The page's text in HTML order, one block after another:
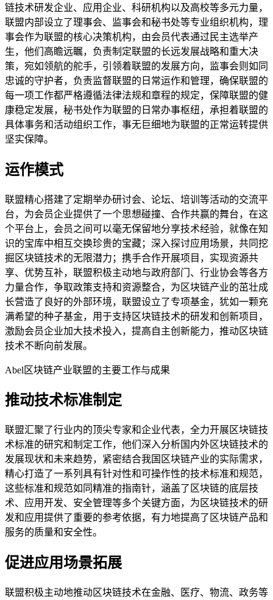
链技术研发企业、应用企业、科研机构以及高校等多元力量，
联盟内部设立了理事会、监事会和秘书处等专业组织机构，理
事会作为联盟的核心决策机构，由会员代表通过民主选举产
生，他们高瞻远瞩，负责制定联盟的长远发展战略和重大决
策，宛如领航的舵手，引领着联盟的发展方向，监事会则如同
忠诚的守护者，负责监督联盟的日常运作和管理，确保联盟的
每一项工作都严格遵循法律法规和章程的规定，保障联盟的健
康稳定发展，秘书处作为联盟的日常办事枢纽，承担着联盟的
具体事务和活动组织工作，事无巨细地为联盟的正常运转提供
坚实保障。
运作模式
联盟精心搭建了定期举办研讨会、论坛、培训等活动的交流平
台，为会员企业提供了一个思想碰撞、合作共赢的舞台，在这
个平台上，会员之间可以毫无保留地分享技术经验，就像在知
识的宝库中相互交换珍贵的宝藏；深入探讨应用场景，共同挖
掘区块链技术的无限潜力；携手合作开展项目，实现资源共
享、优势互补，联盟积极主动地与政府部门、行业协会等各方
力量合作，争取政策支持和资源整合，为区块链产业的茁壮成
长营造了良好的外部环境，联盟设立了专项基金，犹如一颗充
满希望的种子基金，用于支持区块链技术的研发和创新项目，
激励会员企业加大技术投入，提高自主创新能力，推动区块链
技术不断向前发展。
Abel区块链产业联盟的主要工作与成果
推动技术标准制定
联盟汇聚了行业内的顶尖专家和企业代表，全力开展区块链技
术标准的研究和制定工作，他们深入分析国内外区块链技术的
发展现状和未来趋势，紧密结合我国区块链产业的实际需求，
精心打造了一系列具有针对性和可操作性的技术标准和规范，
这些标准和规范如同精准的指南针，涵盖了区块链的底层技
术、应用开发、安全管理等多个关键方面，为区块链技术的研
发和应用提供了重要的参考依据，有力地提高了区块链产品和
服务的质量和安全性。
促进应用场景拓展
联盟积极主动地推动区块链技术在金融、医疗、物流、政务等